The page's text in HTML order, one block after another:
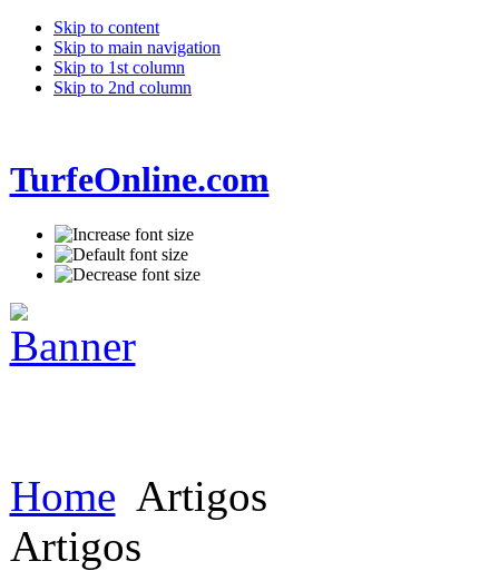
Skip to content
Skip to main navigation
Skip to 1st column
Skip to 2nd column
TurfeOnline.com
Home Artigos
Artigos